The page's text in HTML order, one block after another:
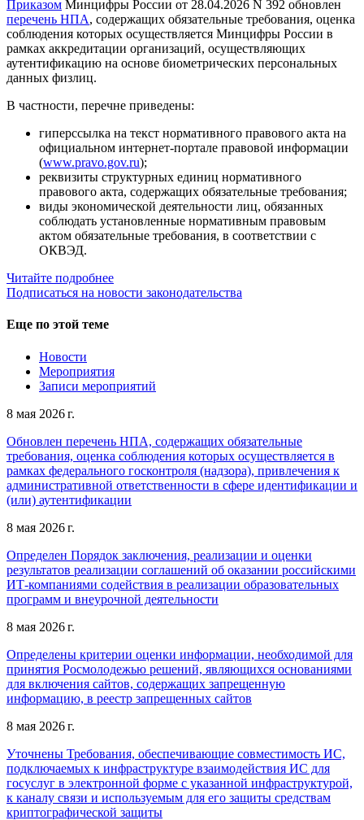
Приказом Минцифры России от 28.04.2026 N 392 обновлен
перечень НПА, содержащих обязательные требования, оценка
соблюдения которых осуществляется Минцифры России в
рамках аккредитации организаций, осуществляющих
аутентификацию на основе биометрических персональных
данных физлиц.
В частности, перечне приведены:
гиперссылка на текст нормативного правового акта на
официальном интернет-портале правовой информации
(www.pravo.gov.ru);
реквизиты структурных единиц нормативного
правового акта, содержащих обязательные требования;
виды экономической деятельности лиц, обязанных
соблюдать установленные нормативным правовым
актом обязательные требования, в соответствии с
ОКВЭД.
Читайте подробнее
Подписаться на новости законодательства
Еще по этой теме
Новости
Мероприятия
Записи мероприятий
8 мая 2026 г.
Обновлен перечень НПА, содержащих обязательные
требования, оценка соблюдения которых осуществляется в
рамках федерального госконтроля (надзора), привлечения к
административной ответственности в сфере идентификации и
(или) аутентификации
8 мая 2026 г.
Определен Порядок заключения, реализации и оценки
результатов реализации соглашений об оказании российскими
ИТ-компаниями содействия в реализации образовательных
программ и внеурочной деятельности
8 мая 2026 г.
Определены критерии оценки информации, необходимой для
принятия Росмолодежью решений, являющихся основаниями
для включения сайтов, содержащих запрещенную
информацию, в реестр запрещенных сайтов
8 мая 2026 г.
Уточнены Требования, обеспечивающие совместимость ИС,
подключаемых к инфраструктуре взаимодействия ИС для
госуслуг в электронной форме с указанной инфраструктурой,
к каналу связи и используемым для его защиты средствам
криптографической защиты